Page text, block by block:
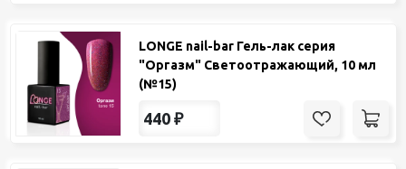
LONGE nail-bar Гель-лак серия
"Оргазм" Светоотражающий, 10 мл
(№15)
440 ₽